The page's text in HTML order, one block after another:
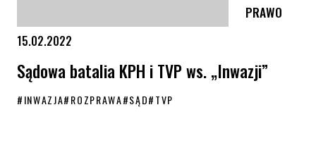
PRAWO
15.02.2022
Sądowa batalia KPH i TVP ws. „Inwazji”
#INWAZJA#ROZPRAWA#SĄD#TVP